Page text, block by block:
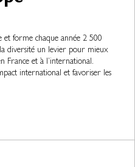
et forme chaque année 2 500
la diversité un levier pour mieux
France et à l’international.
international et favoriser les